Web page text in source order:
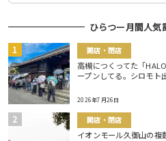
ひらつー月間人気
開店・閉店
高槻につくってた「
ープンしてる。シロモト
2026年7月26日
開店・閉店
イオンモール久御山の複